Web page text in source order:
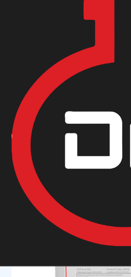
Encuentra nuestras sedes y puntos de
Multi Industrias